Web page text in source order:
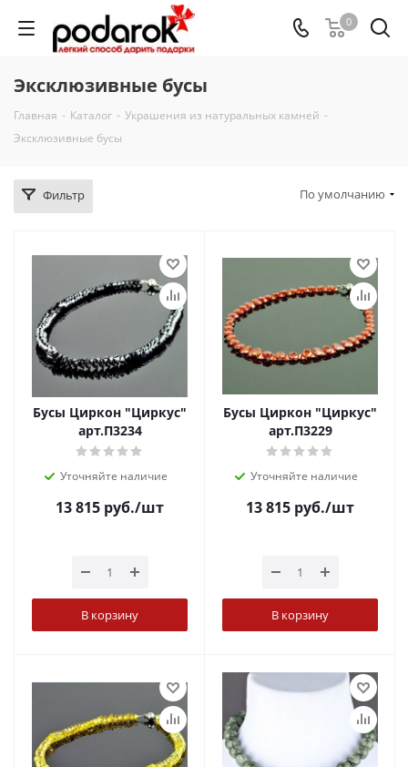
0
Эксклюзивные бусы
Главная - Каталог - Украшения из натуральных камней -
Эксклюзивные бусы
Фильтр По умолчанию
Бусы Циркон "Циркус"
арт.П3234
Уточняйте наличие
13 815 руб./шт
В корзину
Бусы Циркон "Циркус"
арт.П3229
Уточняйте наличие
13 815 руб./шт
В корзину